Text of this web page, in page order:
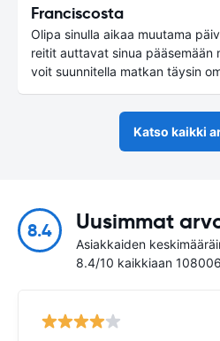
Franciscosta
Olipa sinulla aikaa muutama
reitit auttavat sinua pääsemään
voit suunnitella matkan täysin
Katso kaikki
8.4 Uusimmat
Asiakkaiden
8.4/10 kaikkiaan